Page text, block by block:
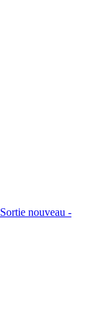
Sortie nouveau -